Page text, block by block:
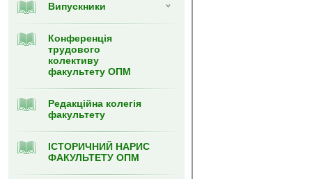
Випуcкники
Конференція
трудового
колективу
факультету ОПМ
Редакційна колегія
факультету
ІСТОРИЧНИЙ НАРИС
ФАКУЛЬТЕТУ ОПМ